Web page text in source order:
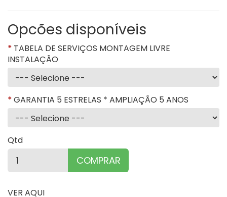
Opcões disponíveis
TABELA DE SERVIÇOS MONTAGEM LIVRE
INSTALAÇÃO
GARANTIA 5 ESTRELAS * AMPLIAÇÃO 5 ANOS
Qtd
COMPRAR
VER AQUI